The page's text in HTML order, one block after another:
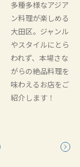
多種多様なアジア
ン料理が楽しめる
大田区。ジャンル
やスタイルにとら
われず、本場さな
がらの絶品料理を
味わえるお店をご
紹介します！